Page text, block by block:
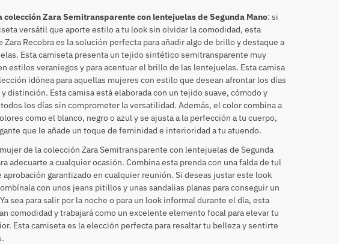
colección Zara Semitransparente con lentejuelas de Segunda Mano: si
versátil que aporte estilo a tu look sin olvidar la comodidad, esta
Zara Recobra es la solución perfecta para añadir algo de brillo y destaque a
Esta camiseta presenta un tejido sintético semitransparente muy
estilos veraniegos y para acentuar el brillo de las lentejuelas. Esta camisa
idónea para aquellas mujeres con estilo que desean afrontar los días
distinción. Esta camisa está elaborada con un tejido suave, cómodo y
los días sin comprometer la versatilidad. Además, el color combina a
como el blanco, negro o azul y se ajusta a la perfección a tu cuerpo,
que le añade un toque de feminidad e interioridad a tu atuendo.
de la colección Zara Semitransparente con lentejuelas de Segunda
adecuarte a cualquier ocasión. Combina esta prenda con una falda de tul
aprobación garantizado en cualquier reunión. Si deseas justar este look
con unos jeans pitillos y unas sandalias planas para conseguir un
sea para salir por la noche o para un look informal durante el día, esta
comodidad y trabajará como un excelente elemento focal para elevar tu
Esta camiseta es la elección perfecta para resaltar tu belleza y sentirte